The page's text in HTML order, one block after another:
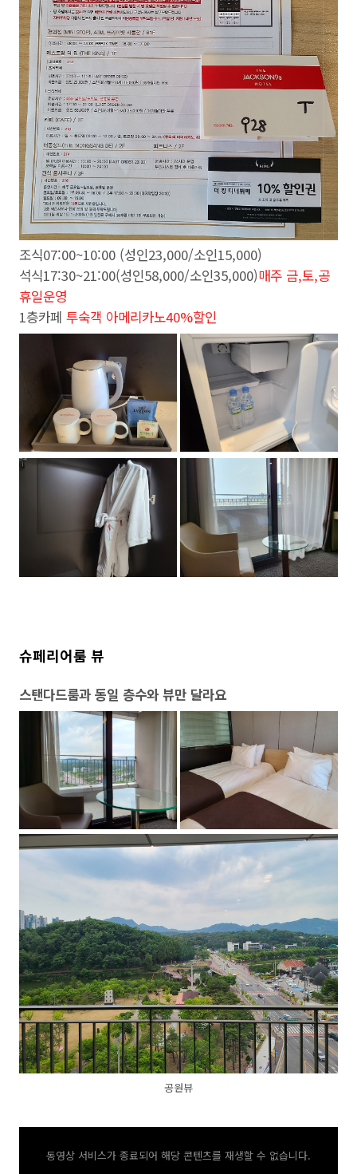
조식07:00~10:00 (성인23,000/소인15,000)
석식17:30~21:00(성인58,000/소인35,000)매주 금,토,공
휴일운영
1층카페 투숙객 아메리카노40%할인
슈페리어룸 뷰
스탠다드룸과 동일 층수와 뷰만 달라요
공원뷰
동영상 서비스가 종료되어 해당 콘텐츠를 재생할 수 없습니다.